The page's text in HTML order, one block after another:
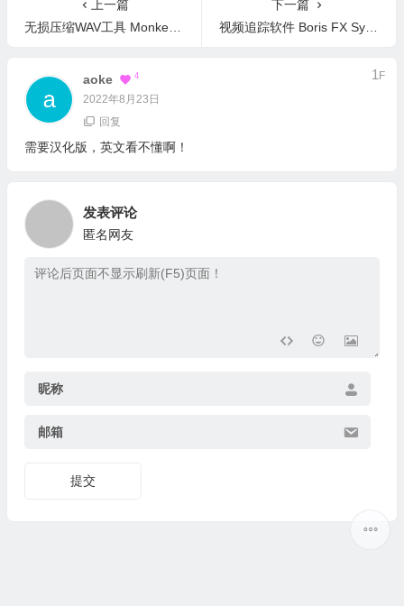
上一篇
无损压缩WAV工具 Monkeys Audio 11.40 英文版
下一篇
视频追踪软件 Boris FX SynthEyes Pro v2025.5.3376 中文版
Aoke 4
2022年8月23日
1 F
回复
需要汉化版，英文看不懂啊！
发表评论
匿名网友
昵称
邮箱
提交